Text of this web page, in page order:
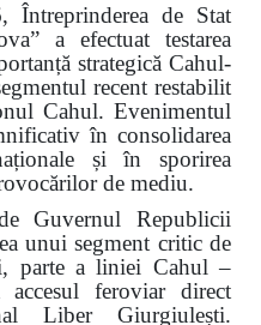
de Stat
a efectuat testarea
strategică Cahul-
recent restabilit
Cahul. Evenimentul
în consolidarea
și în sporirea
de mediu.
Guvernul Republicii
unui segment critic de
parte a liniei Cahul –
accesul feroviar direct
Liber Giurgiulești.